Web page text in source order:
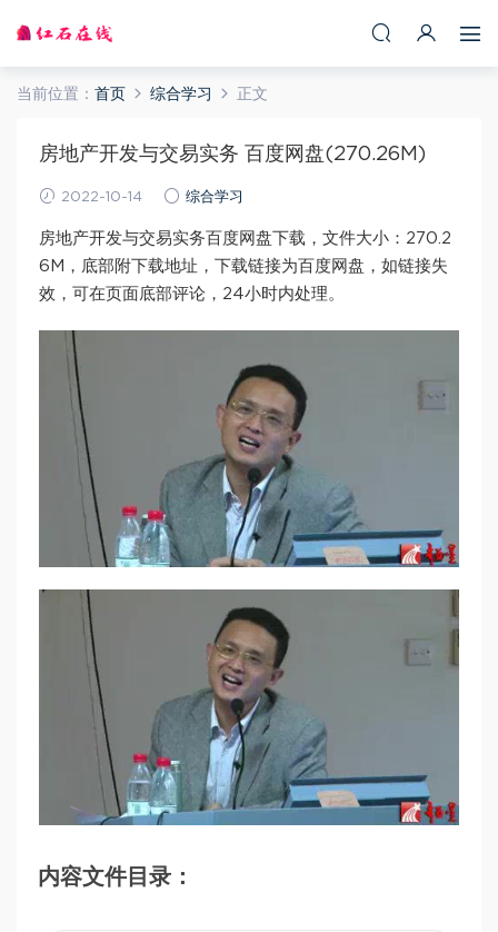
当前位置： 首页 综合学习 正文
房地产开发与交易实务 百度网盘(270.26M)
2022-10-14 综合学习
房地产开发与交易实务百度网盘下载，文件大小：270.2
6M，底部附下载地址，下载链接为百度网盘，如链接失
效，可在页面底部评论，24小时内处理。
内容文件目录：